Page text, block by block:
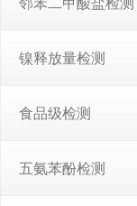
镍释放量检测
食品级检测
五氨苯酚检测